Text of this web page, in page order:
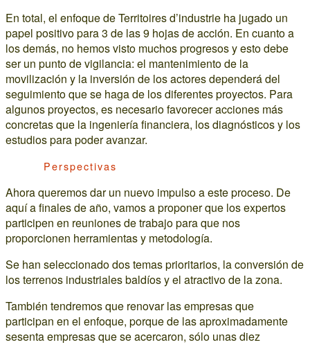
En total, el enfoque de Territoires d’industrie ha jugado un
papel positivo para 3 de las 9 hojas de acción. En cuanto a
los demás, no hemos visto muchos progresos y esto debe
ser un punto de vigilancia: el mantenimiento de la
movilización y la inversión de los actores dependerá del
seguimiento que se haga de los diferentes proyectos. Para
algunos proyectos, es necesario favorecer acciones más
concretas que la ingeniería financiera, los diagnósticos y los
estudios para poder avanzar.
Perspectivas
Ahora queremos dar un nuevo impulso a este proceso. De
aquí a finales de año, vamos a proponer que los expertos
participen en reuniones de trabajo para que nos
proporcionen herramientas y metodología.
Se han seleccionado dos temas prioritarios, la conversión de
los terrenos industriales baldíos y el atractivo de la zona.
También tendremos que renovar las empresas que
participan en el enfoque, porque de las aproximadamente
sesenta empresas que se acercaron, sólo unas diez